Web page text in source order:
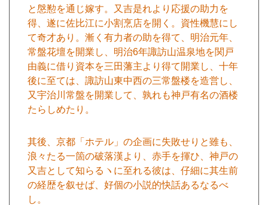
と慇懃を通じ嫁す。又吉是れより応援の助力を
得、遂に佐比江に小割烹店を開く。資性機慧にし
て奇才あり。漸く有力者の助を得て、明治元年、
常盤花壇を開業し、明治6年諏訪山温泉地を関戸
由義に借り資本を三田藩主より得て開業し、十年
後に至ては、諏訪山東中西の三常盤楼を造営し、
又宇治川常盤を開業して、孰れも神戸有名の酒楼
たらしめたり。
其後、京都「ホテル」の企画に失敗せりと雖も、
浪々たる一箇の破落漢より、赤手を揮ひ、神戸の
又吉として知らるヽに至れる彼は、仔細に其生前
の経歴を叙せば、好個の小説的快話あるなるべ
し。